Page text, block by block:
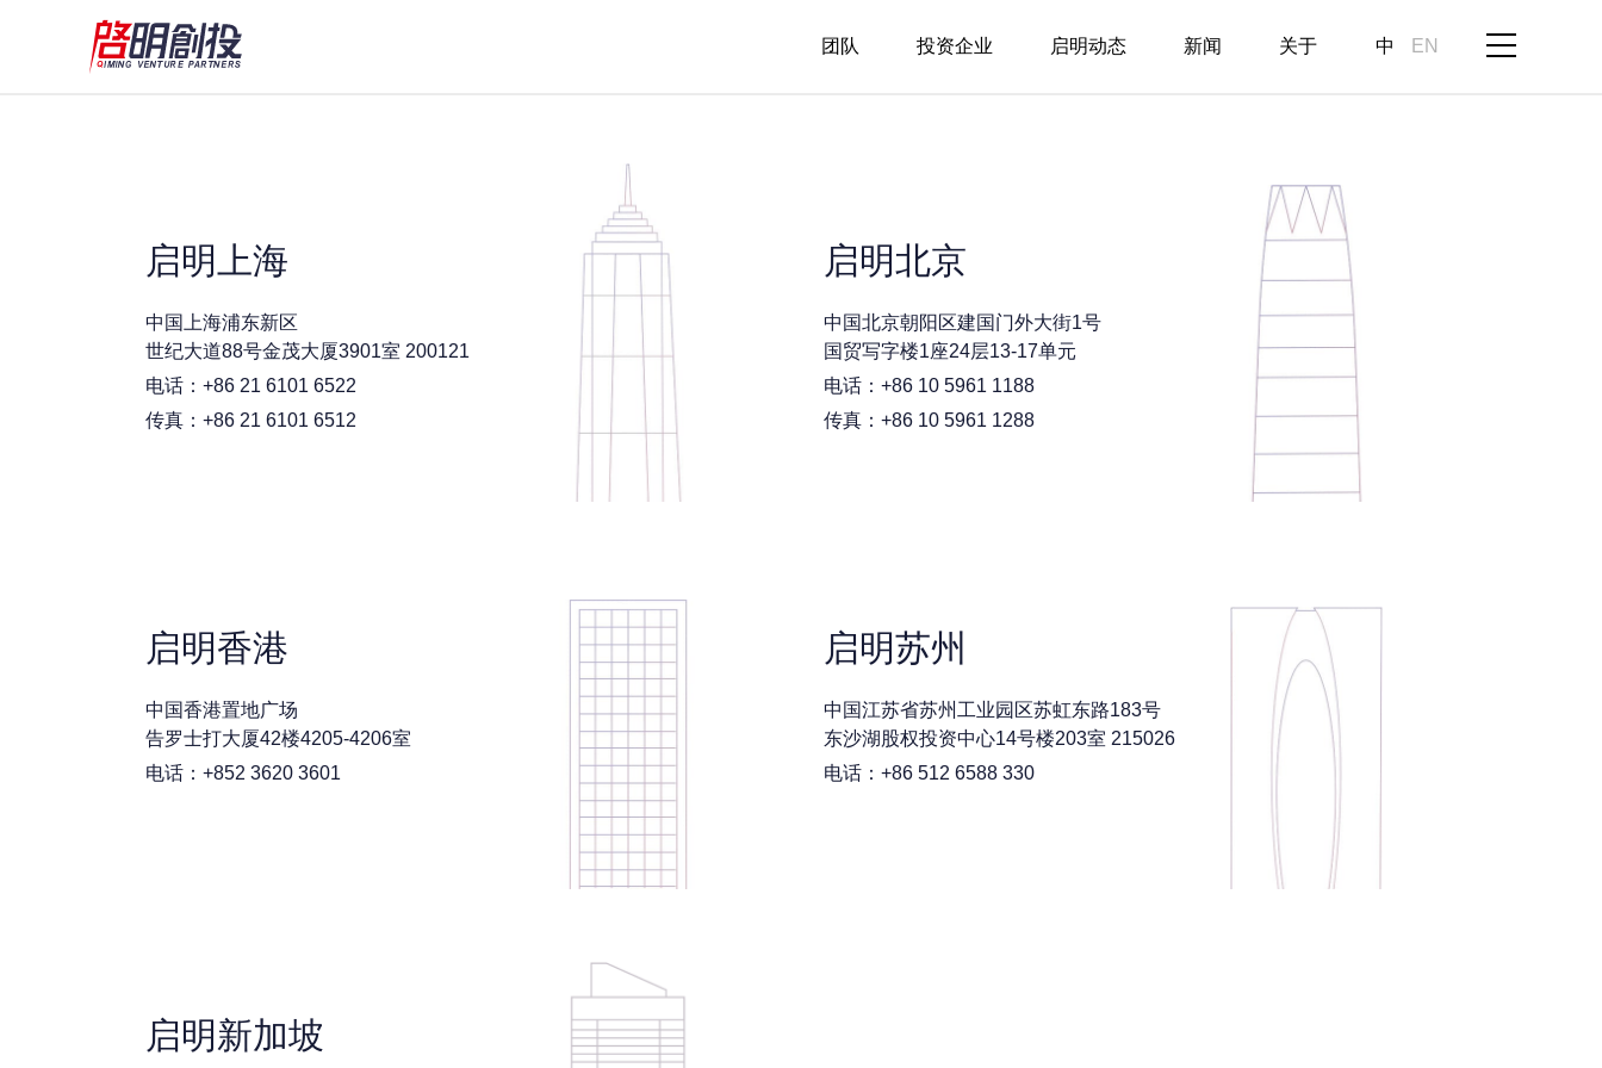
中 EN
团队 投资企业 启明动态 新闻 关于
启明上海
中国上海浦东新区
世纪大道88号金茂大厦3901室 200121
电话：+86 21 6101 6522
传真：+86 21 6101 6512
启明北京
中国北京朝阳区建国门外大街1号
国贸写字楼1座24层13-17单元
电话：+86 10 5961 1188
传真：+86 10 5961 1288
启明香港
中国香港置地广场
告罗士打大厦42楼4205-4206室
电话：+852 3620 3601
启明苏州
中国江苏省苏州工业园区苏虹东路183号
东沙湖股权投资中心14号楼203室 215026
电话：+86 512 6588 330
启明新加坡